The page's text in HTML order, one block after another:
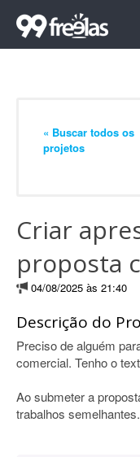
« Buscar todos os
projetos
Criar
proposta
04/08/2025 às 21:40
Descrição do
Preciso de alguém
comercial. Tenho o
Ao submeter a
trabalhos semelhantes.